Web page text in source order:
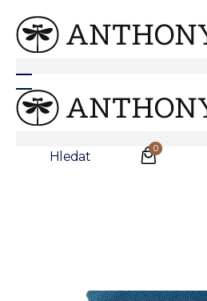
Hledat
0
Modrozelená hedvábná kravata